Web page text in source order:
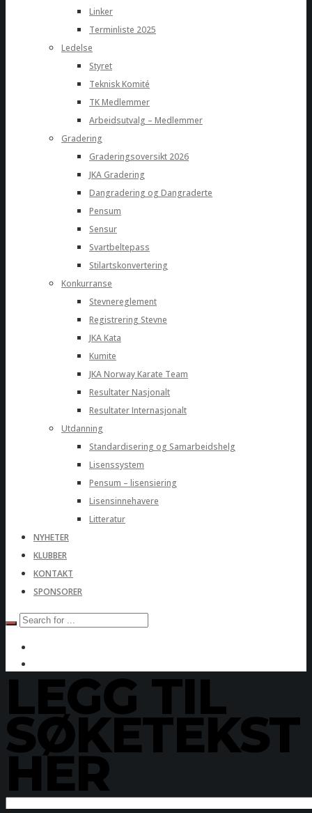
Linker
Terminliste 2025
Ledelse
Styret
Teknisk Komité
TK Medlemmer
Arbeidsutvalg – Medlemmer
Gradering
Graderingsoversikt 2026
JKA Gradering
Dangradering og Dangraderte
Pensum
Sensur
Svartbeltepass
Stilartskonvertering
Konkurranse
Stevnereglement
Registrering Stevne
JKA Kata
Kumite
JKA Norway Karate Team
Resultater Nasjonalt
Resultater Internasjonalt
Utdanning
Standardisering og Samarbeidshelg
Lisenssystem
Pensum – lisensiering
Lisensinnehavere
Litteratur
NYHETER
KLUBBER
KONTAKT
SPONSORER
LEGG TIL
SØKETEKST
HER